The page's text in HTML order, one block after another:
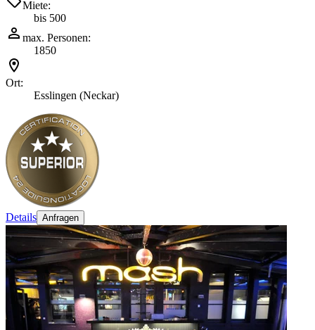
Miete:
bis 500
max. Personen:
1850
Ort:
Esslingen (Neckar)
Details Anfragen